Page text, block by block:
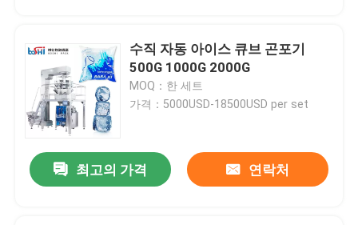
수직 자동 아이스 큐브 곤포기
500G 1000G 2000G
MOQ：한 세트
가격：5000USD-18500USD per set
최고의 가격 연락처